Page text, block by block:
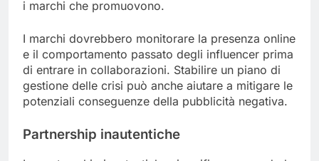
i marchi che promuovono.
I marchi dovrebbero monitorare la presenza online
e il comportamento passato degli influencer prima
di entrare in collaborazioni. Stabilire un piano di
gestione delle crisi può anche aiutare a mitigare le
potenziali conseguenze della pubblicità negativa.
Partnership inautentiche